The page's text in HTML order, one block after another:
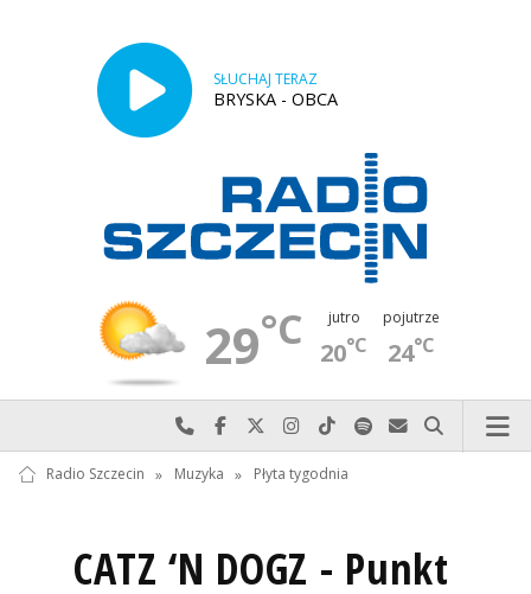
SŁUCHAJ TERAZ
BRYSKA - OBCA
29°C jutro
20°C
pojutrze
24°C
Najlepiej po prostu do nas zadzwoń
Odwiedź nas na Facebook-u
Odwiedź nas na X
Odwiedź nas na Instagram-ie
Odwiedź nas na TikTok-u
Szukaj nas na Spotify
Wyślij do nas
Szukaj
Radio Szczecin » Muzyka » Płyta tygodnia
CATZ ‘N DOGZ - Punkt